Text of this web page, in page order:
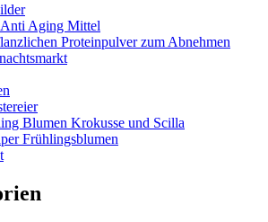
Anti Aging Mittel
Proteinpulver zum Abnehmen
Blumen Krokusse und Scilla
Frühlingsblumen